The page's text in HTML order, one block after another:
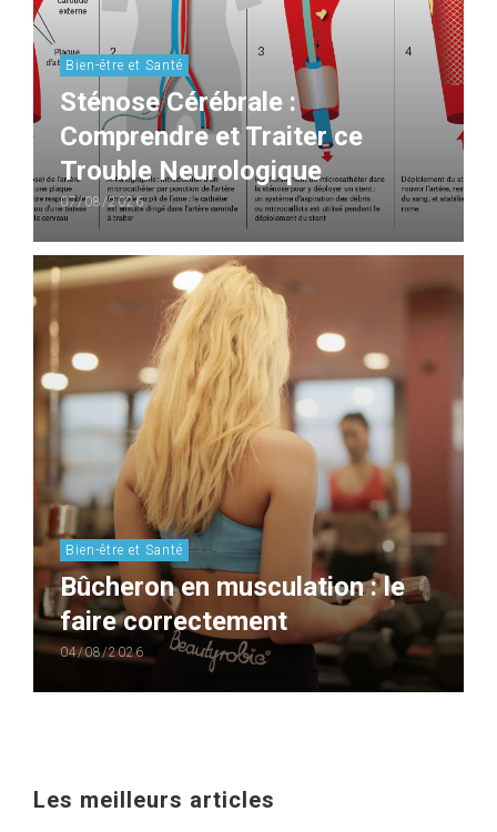
Bien-être et Santé
Sténose Cérébrale :
Comprendre et Traiter ce
Trouble Neurologique
07/08/2026
Bien-être et Santé
Bûcheron en musculation : le
faire correctement
04/08/2026
Les meilleurs articles